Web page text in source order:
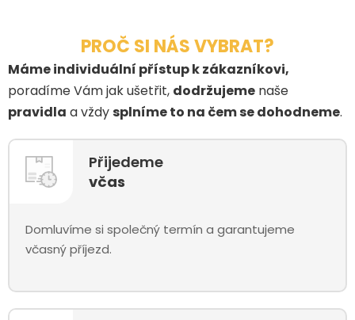
PROČ SI NÁS VYBRAT?
Máme individuální přístup k zákazníkovi,
poradíme Vám jak ušetřit, dodržujeme naše
pravidla a vždy splníme to na čem se dohodneme.
Přijedeme
včas
Domluvíme si společný termín a garantujeme
včasný příjezd.